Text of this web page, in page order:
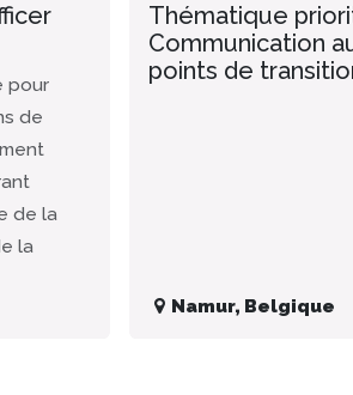
pour
de
de la
la
Thématique
Communication
points de
Namur, Belgique